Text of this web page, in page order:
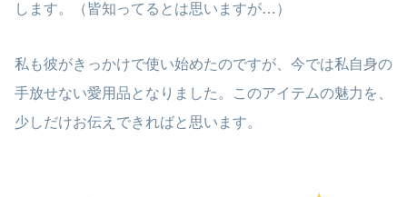
します。（皆知ってるとは思いますが…）
私も彼がきっかけで使い始めたのですが、今では私自身の
手放せない愛用品となりました。このアイテムの魅力を、
少しだけお伝えできればと思います。